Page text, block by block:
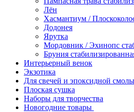
Лён
Хасмантиум /
Додонея
Ярутка
Мордовник / Эхинопс
Бруния
Интерьерный венок
Экзотика
Для свечей и эпоксидной смолы
Плоская сушка
Наборы для творчества
Новогодние товары